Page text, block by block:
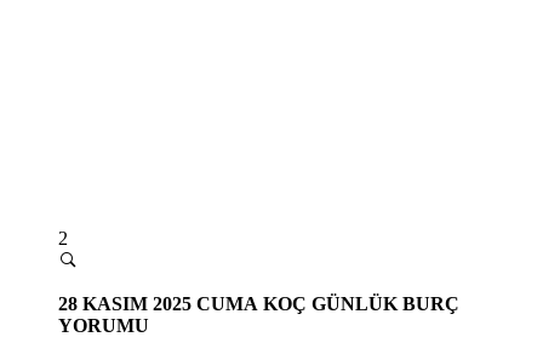
2
28 KASIM 2025 CUMA KOÇ GÜNLÜK BURÇ
YORUMU